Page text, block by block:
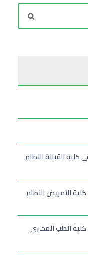
كلية القبالة النظام
التمريض النظام
الطب المخبري